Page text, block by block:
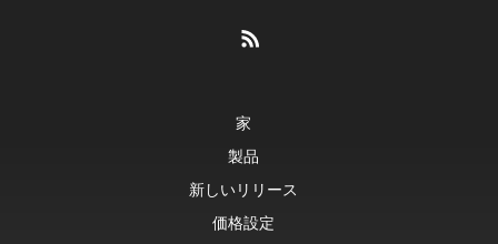
家
製品
新しいリリース
価格設定